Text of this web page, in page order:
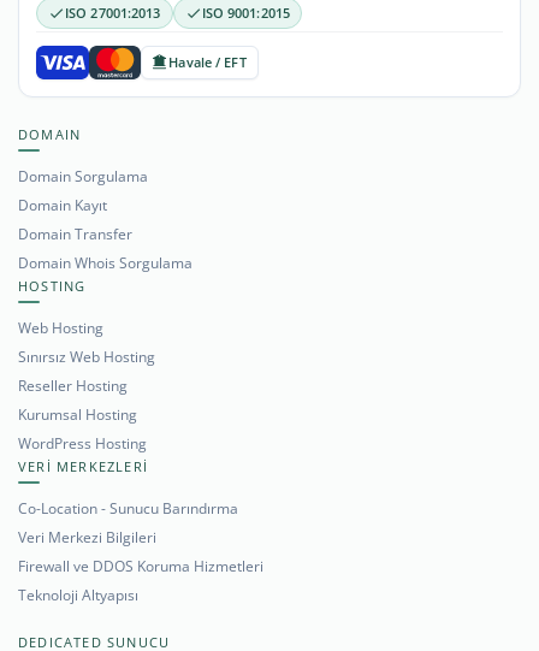
ISO 27001:2013 ISO 9001:2015
Havale / EFT
DOMAIN
Domain Sorgulama
Domain Kayıt
Domain Transfer
Domain Whois Sorgulama
HOSTING
Web Hosting
Sınırsız Web Hosting
Reseller Hosting
Kurumsal Hosting
WordPress Hosting
VERİ MERKEZLERİ
Co-Location - Sunucu Barındırma
Veri Merkezi Bilgileri
Firewall ve DDOS Koruma Hizmetleri
Teknoloji Altyapısı
DEDICATED SUNUCU